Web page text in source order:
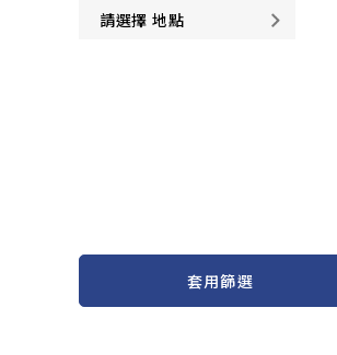
請選擇 地點
套用篩選